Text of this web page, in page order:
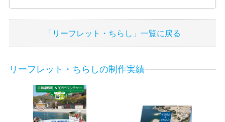
「リーフレット・ちらし」一覧に戻る
リーフレット・ちらしの制作実績